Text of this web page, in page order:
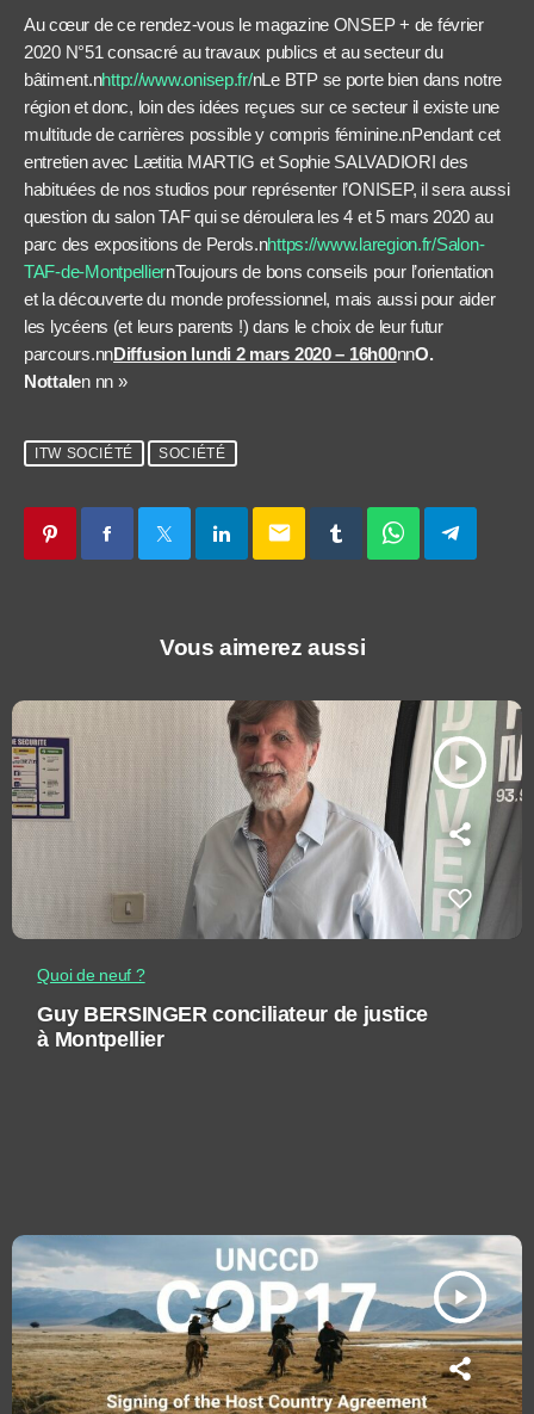
Au cœur de ce rendez-vous le magazine ONSEP + de février
2020 N°51 consacré au travaux publics et au secteur du
bâtiment.nhttp://www.onisep.fr/nLe BTP se porte bien dans notre
région et donc, loin des idées reçues sur ce secteur il existe une
multitude de carrières possible y compris féminine.nPendant cet
entretien avec Lætitia MARTIG et Sophie SALVADIORI des
habituées de nos studios pour représenter l’ONISEP, il sera aussi
question du salon TAF qui se déroulera les 4 et 5 mars 2020 au
parc des expositions de Perols.nhttps://www.laregion.fr/Salon-
TAF-de-MontpelliernToujours de bons conseils pour l’orientation
et la découverte du monde professionnel, mais aussi pour aider
les lycéens (et leurs parents !) dans le choix de leur futur
parcours.nnDiffusion lundi 2 mars 2020 – 16h00nnO.
Nottalen nn »
ITW SOCIÉTÉ SOCIÉTÉ
email
Vous aimerez aussi
play_arrow
Quoi de neuf ?
Guy BERSINGER conciliateur de justice
à Montpellier
play_arrow